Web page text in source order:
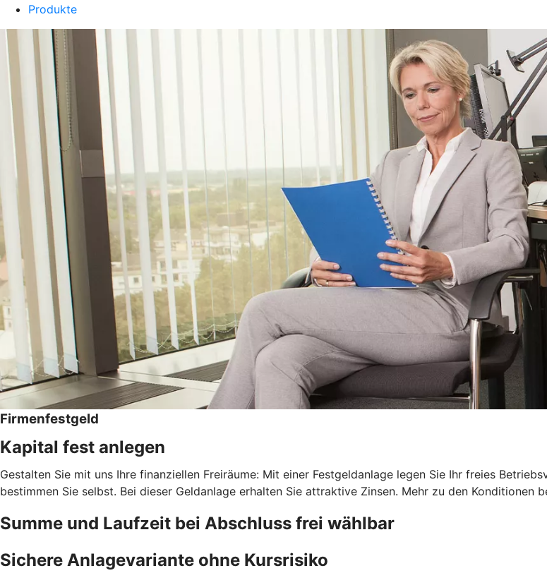
Produkte
Firmenfestgeld
Kapital fest anlegen
Gestalten Sie mit uns Ihre finanziellen Freiräume: Mit einer Festgeldanlage legen Sie Ihr freies
bestimmen Sie selbst. Bei dieser Geldanlage erhalten Sie attraktive Zinsen. Mehr zu den Konditionen
Summe und Laufzeit bei Abschluss frei wählbar
Sichere Anlagevariante ohne Kursrisiko